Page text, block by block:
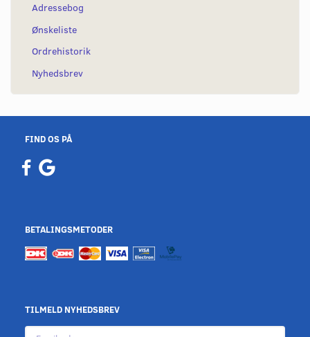
Adressebog
Ønskeliste
Ordrehistorik
Nyhedsbrev
FIND OS PÅ
BETALINGSMETODER
TILMELD NYHEDSBREV
Email-